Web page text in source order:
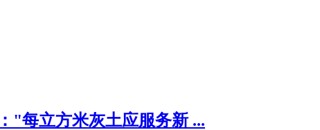
"每立方米灰土应服务新 ...